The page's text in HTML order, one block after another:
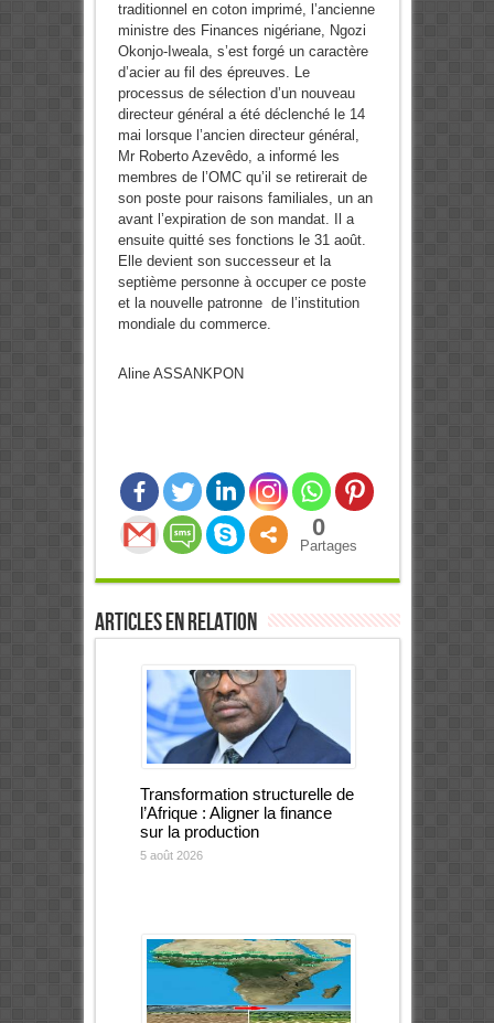
traditionnel en coton imprimé, l’ancienne
ministre des Finances nigériane, Ngozi
Okonjo-Iweala, s’est forgé un caractère
d’acier au fil des épreuves. Le
processus de sélection d’un nouveau
directeur général a été déclenché le 14
mai lorsque l’ancien directeur général,
Mr Roberto Azevêdo, a informé les
membres de l’OMC qu’il se retirerait de
son poste pour raisons familiales, un an
avant l’expiration de son mandat. Il a
ensuite quitté ses fonctions le 31 août.
Elle devient son successeur et la
septième personne à occuper ce poste
et la nouvelle patronne de l’institution
mondiale du commerce.
Aline ASSANKPON
0
Partages
Articles en relation
Transformation structurelle de
l’Afrique : Aligner la finance
sur la production
5 août 2026